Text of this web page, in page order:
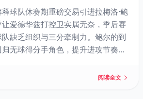
球队休赛期重磅交易引进拉梅洛·鲍
爱德华兹打控卫实属无奈，季后赛
缺乏组织与三分牵制力。鲍尔的到
无球得分手角色，提升进攻节奏与
德华兹冲击MVP铺路。
阅读全文